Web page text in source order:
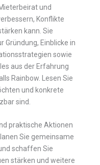
und
Konflikte
kann. Sie
Gründung, Einblicke in
sowie
aus der Erfahrung
Rainbow. Lesen Sie
und konkrete
sind.
praktische Aktionen
Sie gemeinsame
schaffen Sie
stärken und weitere